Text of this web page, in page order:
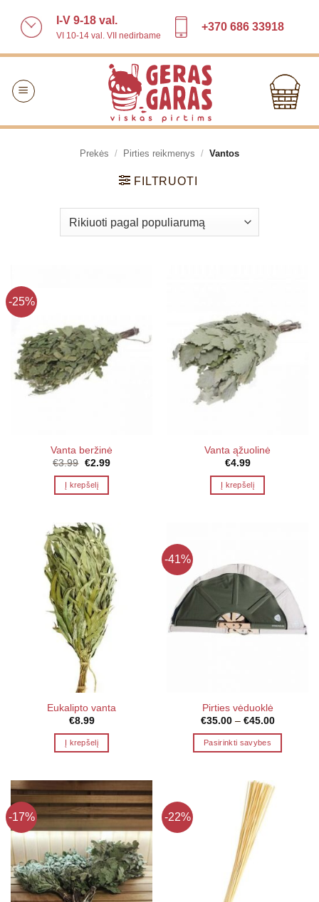
I-V 9-18 val.
VI 10-14 val. VII nedirbame
+370 686 33918
Prekės / Pirties reikmenys / Vantos
FILTRUOTI
-25%
Vanta beržinė
€3.99 Original
was:
€3.99.
€2.99Current
Į krepšelį
Vanta ąžuolinė
€4.99
Į krepšelį
Eukalipto vanta
€8.99
Į krepšelį
-41%
Pirties vėduoklė
€35.00 – €45.00Price
Pasirinkti savybes
has
multiple
variants.
The
options
may
be
-17% -22%